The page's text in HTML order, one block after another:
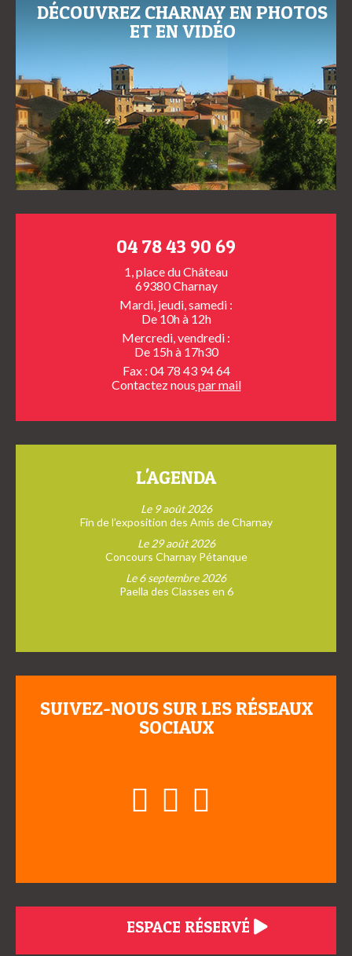
DÉCOUVREZ CHARNAY EN PHOTOS
ET EN VIDÉO
04 78 43 90 69
1, place du Château
69380 Charnay
Mardi, jeudi, samedi :
De 10h à 12h
Mercredi, vendredi :
De 15h à 17h30
Fax : 04 78 43 94 64
Contactez nous par mail
L'AGENDA
Le 9 août 2026
Fin de l’exposition des Amis de Charnay
Le 29 août 2026
Concours Charnay Pétanque
Le 6 septembre 2026
Paella des Classes en 6
SUIVEZ-NOUS SUR LES RÉSEAUX
SOCIAUX
ESPACE RÉSERVÉ